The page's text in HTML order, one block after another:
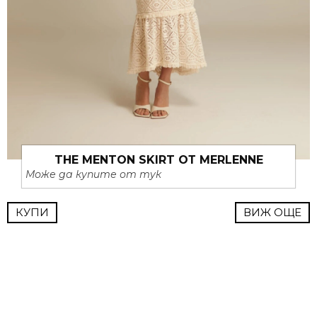
THE MENTON SKIRT ОТ MERLENNE
Може да купите от тук
КУПИ ВИЖ ОЩЕ